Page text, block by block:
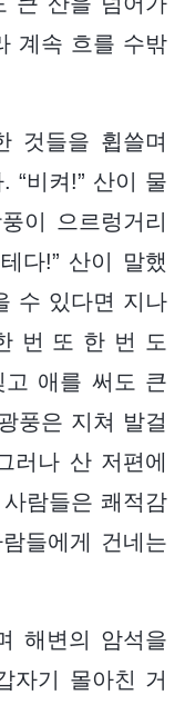
계속 흐를 수밖
것들을 휩쓸며
“비켜!” 산이 물
이 으르렁거리
다!” 산이 말했
수 있다면 지나
번 또 한 번 도
고 애를 써도 큰
풍은 지쳐 발걸
러나 산 저편에
람들은 쾌적감
들에게 건네는
해변의 암석을
자기 몰아친 거